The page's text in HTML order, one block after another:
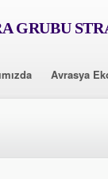
GRUBU
Avrasya